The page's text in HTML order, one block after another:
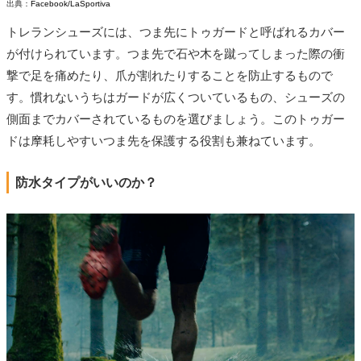
出典： Facebook/LaSportiva
トレランシューズには、つま先にトゥガードと呼ばれるカバー
が付けられています。つま先で石や木を蹴ってしまった際の衝
撃で足を痛めたり、爪が割れたりすることを防止するもので
す。慣れないうちはガードが広くついているもの、シューズの
側面までカバーされているものを選びましょう。このトゥガー
ドは摩耗しやすいつま先を保護する役割も兼ねています。
防水タイプがいいのか？